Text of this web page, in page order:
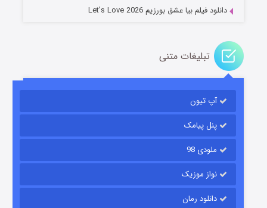
باب اسفنجی فصل ۱۷
قسمت۶ (زیرنویس) منتشر شد
دانلود فیلم بیا عشق بورزیم Let’s Love 2026
تبلیغات متنی
آپ تیون
پنل پیامک
ملودی 98
نواز موزیک
دانلود رمان